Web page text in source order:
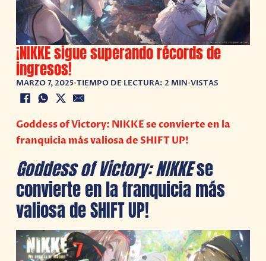
¡NIKKE sigue superando récords de
ingresos!
MARZO 7, 2025•TIEMPO DE LECTURA: 2 MIN•VISTAS
Goddess of Victory: NIKKE se convierte en la
franquicia más valiosa de SHIFT UP!
Goddess of Victory: NIKKEse
convierte en la franquicia más
valiosa de SHIFT UP!